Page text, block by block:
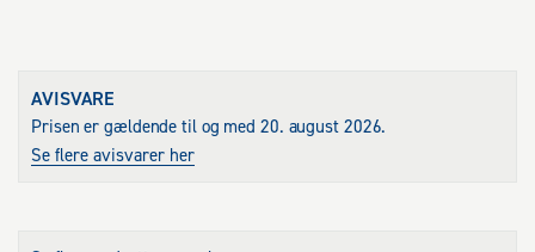
spraymønstre til at behandle dine planter fleksibelt.
AVISVARE
Prisen er gældende til og med 20. august 2026.
Se flere avisvarer her